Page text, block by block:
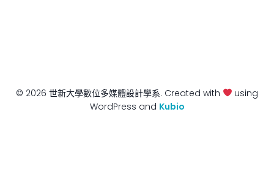
© 2026 世新大學數位多媒體設計學系. Created with
using
WordPress and Kubio